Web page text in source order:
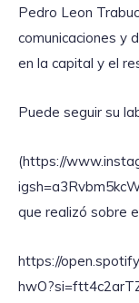
Pedro Leon
comunicaciones y
en la capital y el
Puede seguir su
(https://
que realizó sobre
https://